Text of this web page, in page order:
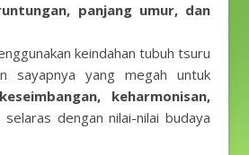
panjang umur, dan
keindahan tubuh tsuru
sayapnya yang megah untuk
keseimbangan, keharmonisan,
selaras dengan nilai-nilai budaya